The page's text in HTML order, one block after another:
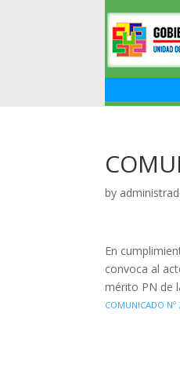
by
En
convoca al
mérito PN de
COMUNICADO Nº